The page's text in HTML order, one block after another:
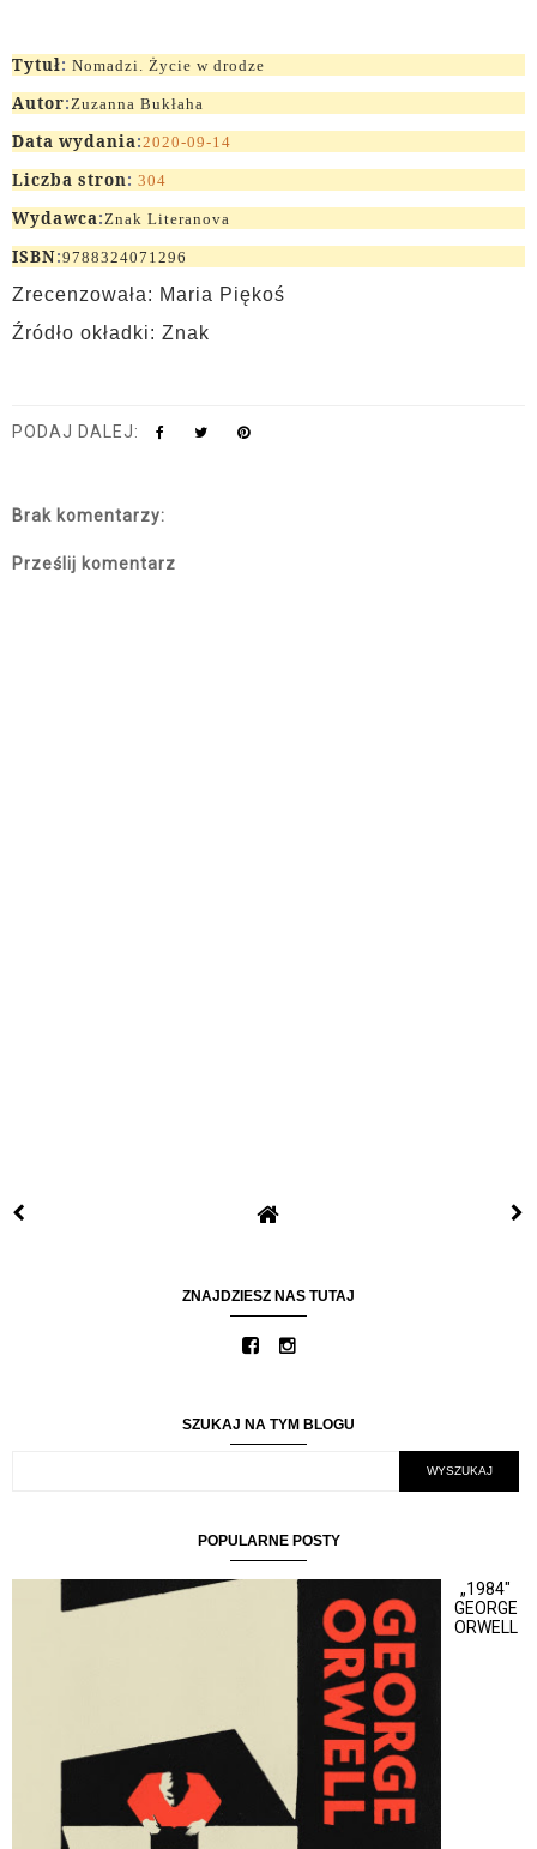
Tytuł: Nomadzi. Życie w drodze
Autor:Zuzanna Bukłaha
Data wydania:2020-09-14
Liczba stron: 304
Wydawca:Znak Literanova
ISBN:9788324071296
Zrecenzowała: Maria Piękoś
Źródło okładki: Znak
PODAJ DALEJ:
Brak komentarzy:
Prześlij komentarz
ZNAJDZIESZ NAS TUTAJ
SZUKAJ NA TYM BLOGU
POPULARNE POSTY
„1984"
GEORGE
ORWELL